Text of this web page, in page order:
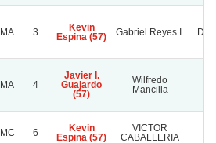
MA 3
Kevin
Espina (57)
Gabriel Reyes I.
MA 4
Javier I.
Guajardo
(57)
Wilfredo
Mancilla
MC 6
Kevin
Espina (57)
VICTOR
CABALLERIA